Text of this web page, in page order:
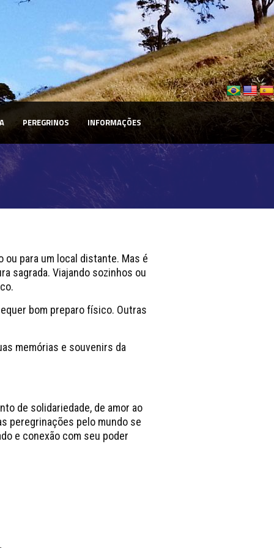
PEREGRINOS INFORMAÇÕES
ou para um local distante. Mas é
sagrada. Viajando sozinhos ou
bom preparo físico. Outras
memórias e souvenirs da
de solidariedade, de amor ao
peregrinações pelo mundo se
e conexão com seu poder